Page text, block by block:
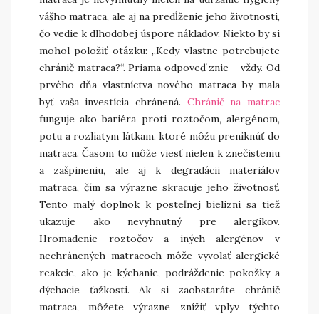
vášho matraca, ale aj na predĺženie jeho životnosti,
čo vedie k dlhodobej úspore nákladov. Niekto by si
mohol položiť otázku: „Kedy vlastne potrebujete
chránič matraca?“. Priama odpoveď znie – vždy. Od
prvého dňa vlastníctva nového matraca by mala
byť vaša investícia chránená. Chránič na matrac
funguje ako bariéra proti roztočom, alergénom,
potu a rozliatym látkam, ktoré môžu preniknúť do
matraca. Časom to môže viesť nielen k znečisteniu
a zašpineniu, ale aj k degradácii materiálov
matraca, čím sa výrazne skracuje jeho životnosť.
Tento malý doplnok k posteľnej bielizni sa tiež
ukazuje ako nevyhnutný pre alergikov.
Hromadenie roztočov a iných alergénov v
nechránených matracoch môže vyvolať alergické
reakcie, ako je kýchanie, podráždenie pokožky a
dýchacie ťažkosti. Ak si zaobstaráte chránič
matraca, môžete výrazne znížiť vplyv týchto